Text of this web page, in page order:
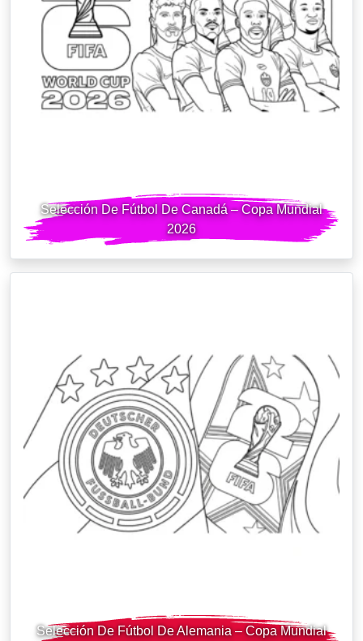
Selección De Fútbol De Canadá – Copa Mundial
2026
Selección De Fútbol De Alemania – Copa Mundial